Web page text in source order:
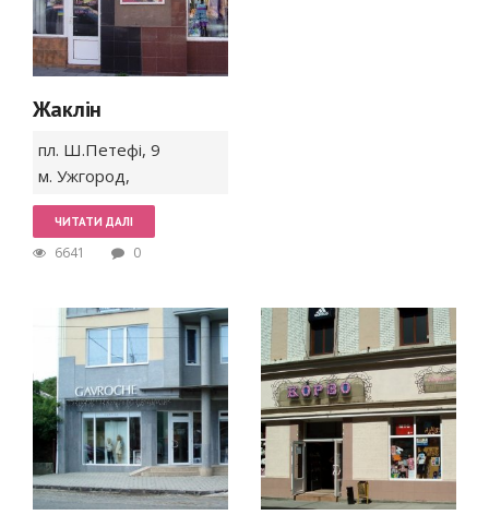
Жаклін
пл. Ш.Петефі, 9
м. Ужгород,
ЧИТАТИ ДАЛІ
6641 0